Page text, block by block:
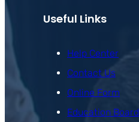
Useful Links
Help Center
Contact Us
Online Form
Education Board